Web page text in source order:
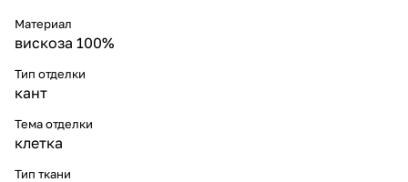
Материал
вискоза 100%
Тип отделки
кант
Тема отделки
клетка
Тип ткани